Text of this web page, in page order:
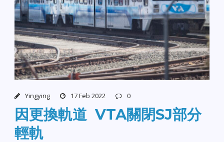
Yingying 17 Feb 2022 0
因更換軌道 VTA關閉SJ部分
輕軌